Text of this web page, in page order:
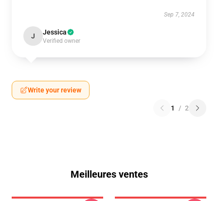
Sep 7, 2024
J Jessica
Verified owner
Write your review
1 / 2
Meilleures ventes